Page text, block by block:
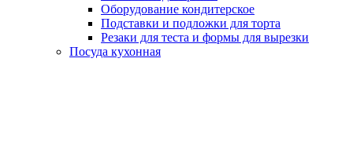
Оборудование кондитерское
Подставки и подложки для торта
Резаки для теста и формы для вырезки
Посуда кухонная